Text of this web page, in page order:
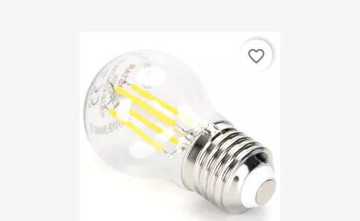
favorite_border